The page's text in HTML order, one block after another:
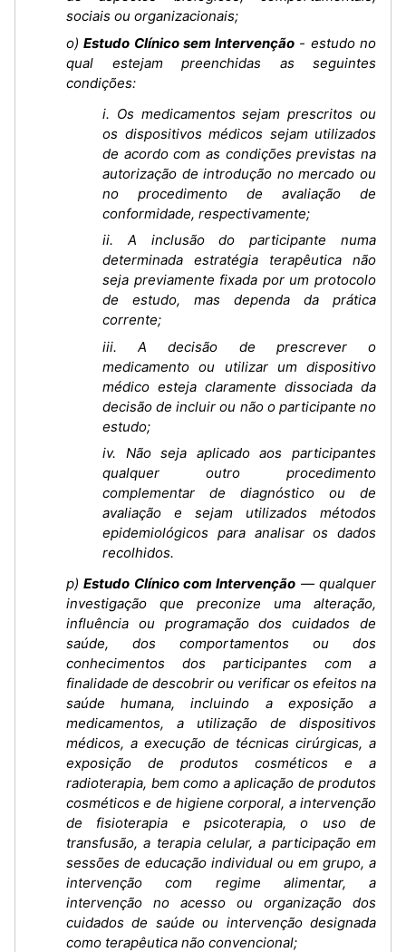
sociais ou organizacionais;
o)Estudo Clínico sem Intervenção - estudo no
qual estejam preenchidas as seguintes
condições:
i. Os medicamentos sejam prescritos ou
os dispositivos médicos sejam utilizados
de acordo com as condições previstas na
autorização de introdução no mercado ou
no procedimento de avaliação de
conformidade, respectivamente;
ii. A inclusão do participante numa
determinada estratégia terapêutica não
seja previamente fixada por um protocolo
de estudo, mas dependa da prática
corrente;
iii. A decisão de prescrever o
medicamento ou utilizar um dispositivo
médico esteja claramente dissociada da
decisão de incluir ou não o participante no
estudo;
iv. Não seja aplicado aos participantes
qualquer outro procedimento
complementar de diagnóstico ou de
avaliação e sejam utilizados métodos
epidemiológicos para analisar os dados
recolhidos.
p)Estudo Clínico com Intervenção — qualquer
investigação que preconize uma alteração,
influência ou programação dos cuidados de
saúde, dos comportamentos ou dos
conhecimentos dos participantes com a
finalidade de descobrir ou verificar os efeitos na
saúde humana, incluindo a exposição a
medicamentos, a utilização de dispositivos
médicos, a execução de técnicas cirúrgicas, a
exposição de produtos cosméticos e a
radioterapia, bem como a aplicação de produtos
cosméticos e de higiene corporal, a intervenção
de fisioterapia e psicoterapia, o uso de
transfusão, a terapia celular, a participação em
sessões de educação individual ou em grupo, a
intervenção com regime alimentar, a
intervenção no acesso ou organização dos
cuidados de saúde ou intervenção designada
como terapêutica não convencional;